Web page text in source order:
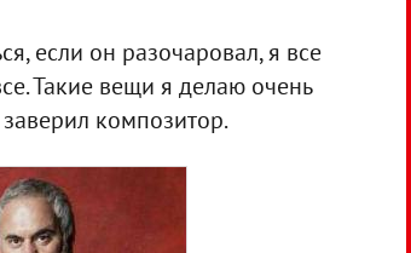
если он разочаровал, я все
Такие вещи я делаю очень
заверил композитор.